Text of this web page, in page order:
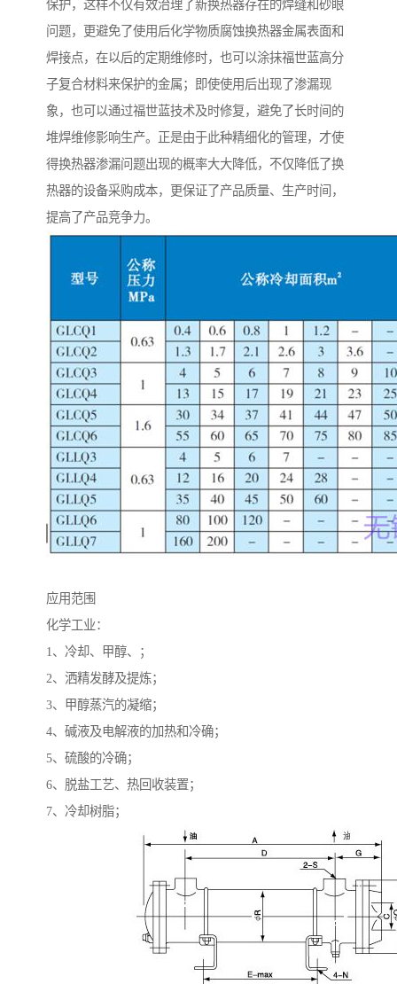
保护，这样不仅有效治理了新换热器存在的焊缝和砂眼
问题，更避免了使用后化学物质腐蚀换热器金属表面和
焊接点，在以后的定期维修时，也可以涂抹福世蓝高分
子复合材料来保护的金属；即使使用后出现了渗漏现
象，也可以通过福世蓝技术及时修复，避免了长时间的
堆焊维修影响生产。正是由于此种精细化的管理，才使
得换热器渗漏问题出现的概率大大降低，不仅降低了换
热器的设备采购成本，更保证了产品质量、生产时间，
提高了产品竞争力。
应用范围
化学工业：
1、冷却、甲醇、；
2、洒精发酵及提炼；
3、甲醇蒸汽的凝缩；
4、碱液及电解液的加热和冷确；
5、硫酸的冷确；
6、脱盐工艺、热回收装置；
7、冷却树脂；